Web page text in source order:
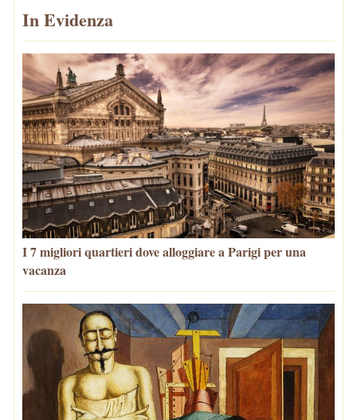
In Evidenza
I 7 migliori quartieri dove alloggiare a Parigi per una
vacanza